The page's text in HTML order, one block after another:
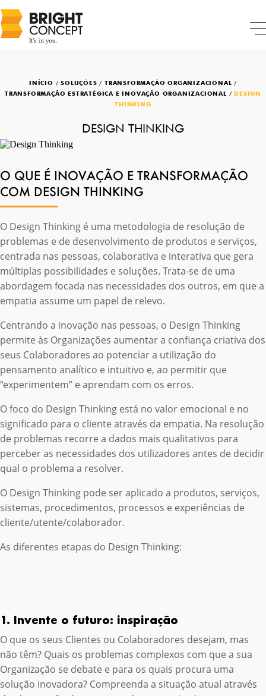
INÍCIO /SOLUÇÕES / TRANSFORMAÇÃO ORGANIZACIONAL /
TRANSFORMAÇÃO ESTRATÉGICA E INOVAÇÃO ORGANIZACIONAL
/DESIGN
THINKING
DESIGN THINKING
O QUE É INOVAÇÃO E TRANSFORMAÇÃO
COM DESIGN THINKING
O Design Thinking é uma metodologia de resolução de
problemas e de desenvolvimento de produtos e serviços,
centrada nas pessoas, colaborativa e interativa que gera
múltiplas possibilidades e soluções. Trata-se de uma
abordagem focada nas necessidades dos outros, em que a
empatia assume um papel de relevo.
Centrando a inovação nas pessoas, o Design Thinking
permite às Organizações aumentar a confiança criativa dos
seus Colaboradores ao potenciar a utilização do
pensamento analítico e intuitivo e, ao permitir que
“experimentem” e aprendam com os erros.
O foco do Design Thinking está no valor emocional e no
significado para o cliente através da empatia. Na resolução
de problemas recorre a dados mais qualitativos para
perceber as necessidades dos utilizadores antes de decidir
qual o problema a resolver.
O Design Thinking pode ser aplicado a produtos, serviços,
sistemas, procedimentos, processos e experiências de
cliente/utente/colaborador.
As diferentes etapas do Design Thinking:
1. Invente o futuro: inspiração
O que os seus Clientes ou Colaboradores desejam, mas
não têm? Quais os problemas complexos com que a sua
Organização se debate e para os quais procura uma
solução inovadora? Compreenda a situação atual através